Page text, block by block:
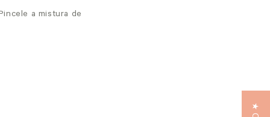
a mistura de